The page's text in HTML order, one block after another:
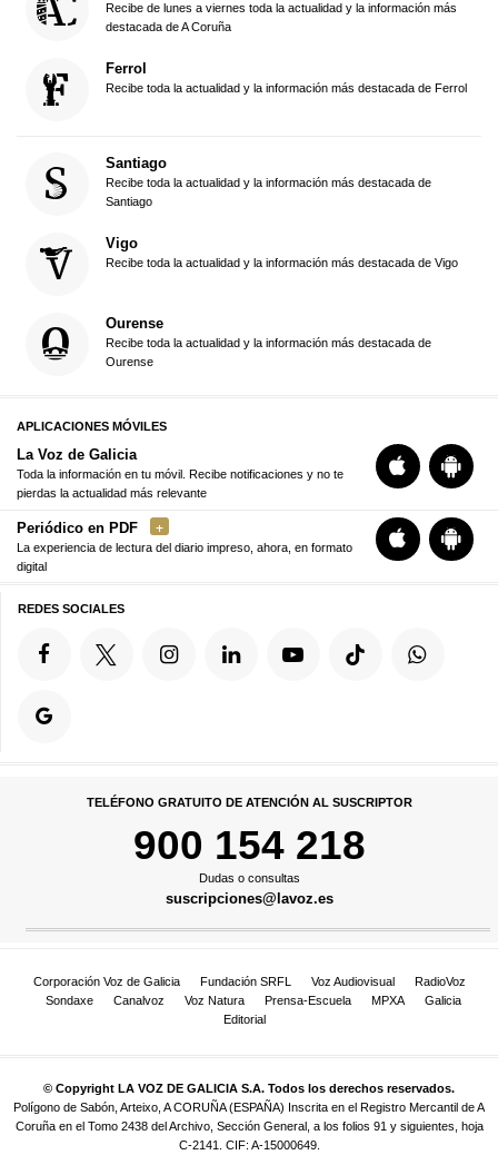
Recibe de lunes a viernes toda la actualidad y la información más
destacada de A Coruña
Ferrol
Recibe toda la actualidad y la información más destacada de Ferrol
Santiago
Recibe toda la actualidad y la información más destacada de
Santiago
Vigo
Recibe toda la actualidad y la información más destacada de Vigo
Ourense
Recibe toda la actualidad y la información más destacada de
Ourense
APLICACIONES MÓVILES
La Voz de Galicia
Toda la información en tu móvil. Recibe notificaciones y no te
pierdas la actualidad más relevante
Periódico en PDF
La experiencia de lectura del diario impreso, ahora, en formato
digital
REDES SOCIALES
TELÉFONO GRATUITO DE ATENCIÓN AL SUSCRIPTOR
900 154 218
Dudas o consultas
suscripciones@lavoz.es
Corporación Voz de Galicia Fundación SRFL Voz Audiovisual
RadioVoz
Sondaxe
Canalvoz Voz Natura Prensa-Escuela MPXA
Galicia
Editorial
© Copyright LA VOZ DE GALICIA S.A. Todos los derechos reservados.
Polígono de Sabón, Arteixo, A CORUÑA (ESPAÑA) Inscrita en el Registro Mercantil de A
Coruña en el Tomo 2438 del Archivo, Sección General, a los folios 91 y siguientes, hoja
C-2141. CIF: A-15000649.